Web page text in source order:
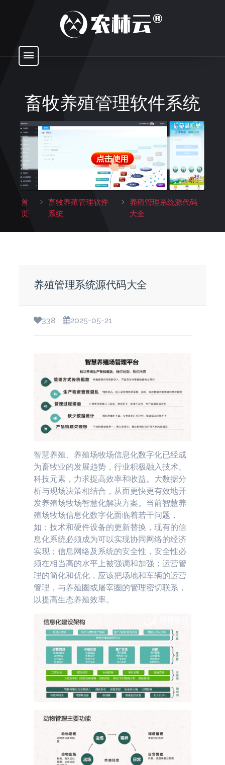
畜牧养殖管理软件系统
首
页
> 畜牧养殖管理软件
系统
> 养殖管理系统源代码
大全
养殖管理系统源代码大全
338 2025-05-21
智慧养殖、养殖场牧场信息化数字化已经成
为畜牧业的发展趋势，行业积极融入技术、
科技元素，力求提高效率和收益。大数据分
析与现场决策相结合，从而更快更有效地开
发养殖场牧场智慧化解决方案。当前智慧养
殖场牧场信息化数字化面临着若干问题，
如：技术和硬件设备的更新替换，现有的信
息化系统必须成为可以实现协同网络的经济
实现；信息网络及系统的安全性，安全性必
须在相当高的水平上被强调和加强；运营管
理的简化和优化，应该把场地和车辆的运营
管理，与养殖圈或屠宰圈的管理密切联系，
以提高生态养殖效率。